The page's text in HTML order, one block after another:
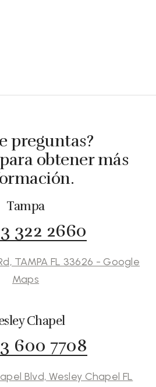
preguntas?
obtener más
Tampa
322 2660
TAMPA FL 33626 - Google
Maps
Chapel
600 7708
Blvd, Wesley Chapel FL